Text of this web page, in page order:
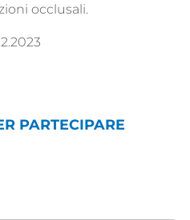
occlusali.
PARTECIPARE